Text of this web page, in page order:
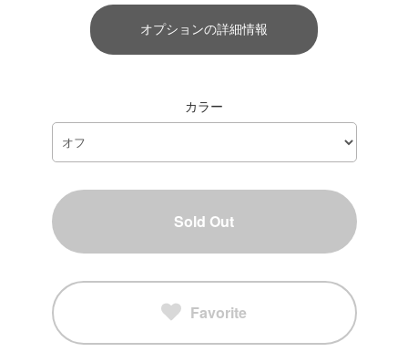
オプションの詳細情報
カラー
Sold Out
Favorite